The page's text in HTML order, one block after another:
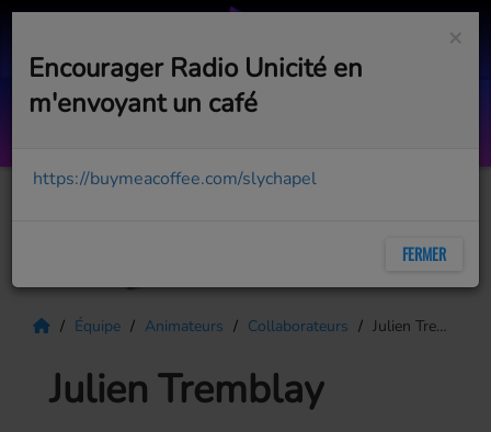
Top Succès - 01 C 08 aout 2026
Équipe Animateurs Collaborateurs Julien Tremblay
Julien Tremblay
×
Encourager Radio Unicité en
m'envoyant un café
https://buymeacoffee.com/slychapel
FERMER